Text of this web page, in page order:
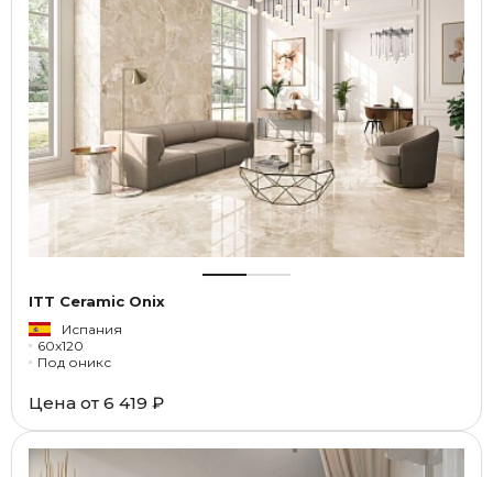
ITT Ceramic Onix
Испания
60x120
Под оникс
Цена от 6 419 ₽